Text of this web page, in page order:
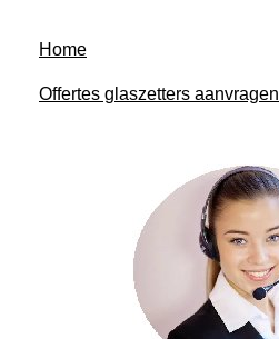
Home
Offertes glaszetters aanvragen